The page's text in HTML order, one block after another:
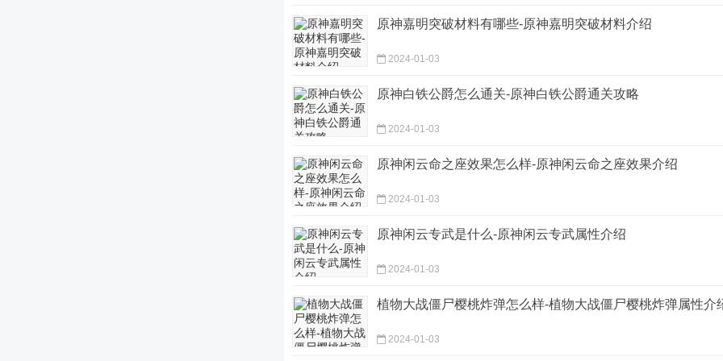
原神嘉明突破材料有哪些-原神嘉明突破材料介绍
2024-01-03
原神白铁公爵怎么通关-原神白铁公爵通关攻略
2024-01-03
原神闲云命之座效果怎么样-原神闲云命之座效果介绍
2024-01-03
原神闲云专武是什么-原神闲云专武属性介绍
2024-01-03
植物大战僵尸樱桃炸弹怎么样-植物大战僵尸樱桃炸弹属性介
2024-01-03